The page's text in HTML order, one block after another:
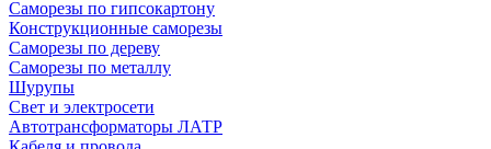
Саморезы по гипсокартону
Конструкционные саморезы
Саморезы по дереву
Саморезы по металлу
Шурупы
Свет и электросети
Автотрансформаторы ЛАТР